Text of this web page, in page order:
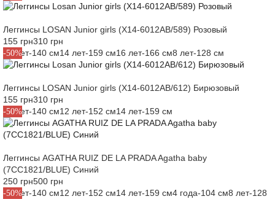
Леггинсы LOSAN Junior girls (X14-6012AB/589) Розовый
155 грн310 грн
-50%
10 лет-140 см14 лет-159 см16 лет-166 см8 лет-128 см
Леггинсы LOSAN Junior girls (X14-6012AB/612) Бирюзовый
155 грн310 грн
-50%
10 лет-140 см12 лет-152 см14 лет-159 см
Леггинсы AGATHA RUIZ DE LA PRADA Agatha baby
(7CC1821/BLUE) Синий
250 грн500 грн
-50%
10 лет-140 см12 лет-152 см14 лет-159 см4 года-104 см8 лет-128